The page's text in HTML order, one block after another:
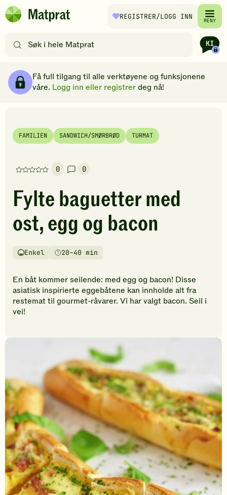
Hopp til hovedinnhold
Matprat
REGISTRER/LOGG INN MENY
etter
filtre
Få full tilgang til alle verktøyene og funksjonene
våre. Logg inn eller registrerdeg nå!
FAMILIEN SANDWICH/SMØRBRØD TURMAT
0
Denne
har
foreløpig
ingen
vurderinger.
den
til
å
vurdere
denne
0
Fylte baguetter med
ost, egg og bacon
Vanskelighetsgrad
Enkel
Tilberedningstid20–40 min
En båt kommer seilende: med egg og bacon! Disse
asiatisk inspirierte eggebåtene kan innholde alt fra
restemat til gourmet-råvarer. Vi har valgt bacon. Seil i
vei!